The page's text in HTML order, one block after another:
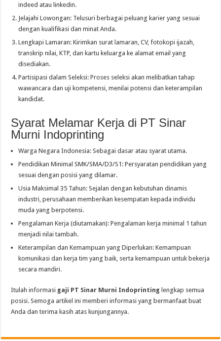
indeed atau linkedin.
Jelajahi Lowongan: Telusuri berbagai peluang karier yang sesuai
dengan kualifikasi dan minat Anda.
Lengkapi Lamaran: Kirimkan surat lamaran, CV, fotokopi ijazah,
transkrip nilai, KTP, dan kartu keluarga ke alamat email yang
disediakan.
Partisipasi dalam Seleksi: Proses seleksi akan melibatkan tahap
wawancara dan uji kompetensi, menilai potensi dan keterampilan
kandidat.
Syarat Melamar Kerja di PT Sinar
Murni Indoprinting
Warga Negara Indonesia: Sebagai dasar atau syarat utama.
Pendidikan Minimal SMK/SMA/D3/S1: Persyaratan pendidikan yang
sesuai dengan posisi yang dilamar.
Usia Maksimal 35 Tahun: Sejalan dengan kebutuhan dinamis
industri, perusahaan memberikan kesempatan kepada individu
muda yang berpotensi.
Pengalaman Kerja (diutamakan): Pengalaman kerja minimal 1 tahun
menjadi nilai tambah.
Keterampilan dan Kemampuan yang Diperlukan: Kemampuan
komunikasi dan kerja tim yang baik, serta kemampuan untuk bekerja
secara mandiri.
Itulah informasi gaji PT Sinar Murni Indoprinting lengkap semua
posisi. Semoga artikel ini memberi informasi yang bermanfaat buat
Anda dan terima kasih atas kunjungannya.